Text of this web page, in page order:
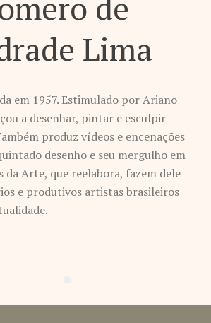
Lima
em 1957. Estimulado por Ariano
a desenhar, pintar e esculpir
produz vídeos e encenações
desenho e seu mergulho em
da Arte, que reelabora, fazem dele
e produtivos artistas brasileiros